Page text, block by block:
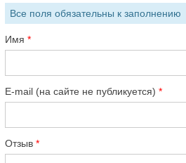
Все поля обязательны к заполнению
Имя
E-mail (на сайте не публикуется)
Отзыв